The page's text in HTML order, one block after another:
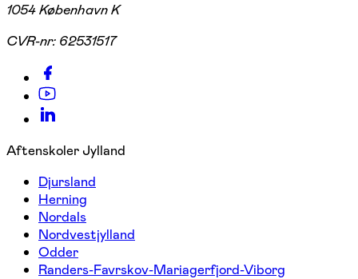
1054 København K
CVR-nr: 62531517
Aftenskoler Jylland
Djursland
Herning
Nordals
Nordvestjylland
Odder
Randers-Favrskov-Mariagerfjord-Viborg